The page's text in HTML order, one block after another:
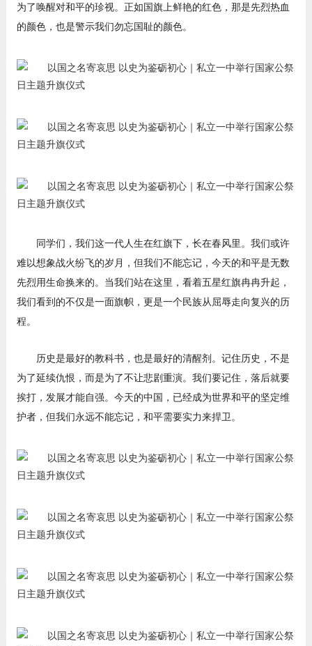
为了唤醒对和平的珍视。正如国旗上鲜艳的红色，那是先烈热血
的颜色，也是警示我们勿忘国耻的颜色。
同学们，我们这一代人生在红旗下，长在春风里。我们或许
难以想象战火纷飞的岁月，但我们不能忘记，今天的和平是无数
先烈用生命换来的。当我们站在这里，看着五星红旗冉冉升起，
我们看到的不仅是一面旗帜，更是一个民族从屈辱走向复兴的历
程。
历史是最好的教科书，也是最好的清醒剂。记住历史，不是
为了延续仇恨，而是为了不让悲剧重演。我们要记住，落后就要
挨打，发展才能自强。今天的中国，已经成为世界和平的坚定维
护者，但我们永远不能忘记，和平需要实力来捍卫。